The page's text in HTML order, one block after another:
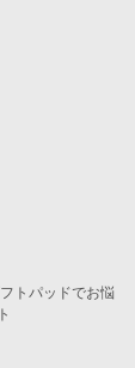
トパッドでお悩